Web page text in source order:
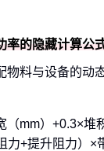
率的隐藏计算公
物料与设备的动
（mm）+0.3×堆
力+提升阻力）×